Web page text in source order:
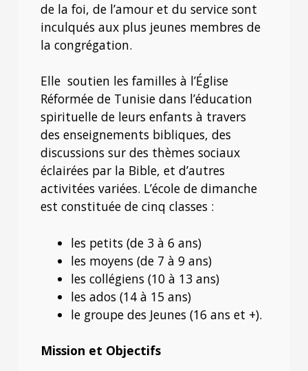
de la foi, de l’amour et du service sont
inculqués aux plus jeunes membres de
la congrégation.
Elle soutien les familles à l’Église
Réformée de Tunisie dans l’éducation
spirituelle de leurs enfants à travers
des enseignements bibliques, des
discussions sur des thèmes sociaux
éclairées par la Bible, et d’autres
activitées variées. L’école de dimanche
est constituée de cinq classes :
les petits (de 3 à 6 ans)
les moyens (de 7 à 9 ans)
les collégiens (10 à 13 ans)
les ados (14 à 15 ans)
le groupe des Jeunes (16 ans et +).
Mission et Objectifs